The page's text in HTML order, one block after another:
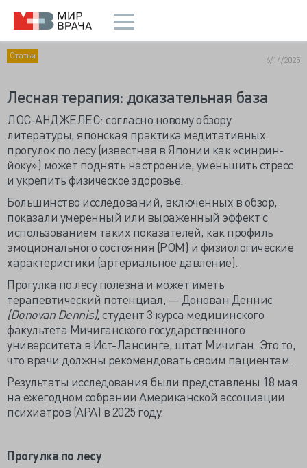
Статьи 6/14/2025
Лесная терапия: доказательная база
ЛОС-АНДЖЕЛЕС: согласно новому обзору
литературы, японская практика медитативных
прогулок по лесу (известная в Японии как «синрин-
йоку») может поднять настроение, уменьшить стресс
и укрепить физическое здоровье.
Большинство исследований, включенных в обзор,
показали умеренный или выраженный эффект с
использованием таких показателей, как профиль
эмоционального состояния (POM) и физиологические
характеристики (артериальное давление).
Прогулка по лесу полезна и может иметь
терапевтический потенциал, — Донован Деннис
(Donovan Dennis),студент 3 курса медицинского
факультета Мичиганского государственного
университета в Ист-Лансинге, штат Мичиган. Это то,
что врачи должны рекомендовать своим пациентам.
Результаты исследования были представлены 18 мая
на ежегодном собрании Американской ассоциации
психиатров (APA) в 2025 году.
Прогулка по лесу